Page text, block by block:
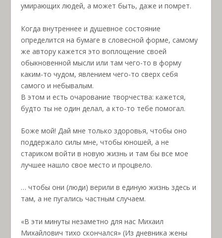
умирающих людей, а может быть, даже и помрет.
Когда внутреннее и душевное состояние
определится на бумаге в словесной форме, самому
же автору кажется это воплощение своей
обыкновенной мысли или там чего-то в форму
каким-то чудом, явлением чего-то сверх себя
самого и небывалым.
В этом и есть очарование творчества: кажется,
будто ты не один делал, а кто-то тебе помогал.
Боже мой! Дай мне только здоровья, чтобы оно
поддержало силы мне, чтобы юношей, а не
стариком войти в новую жизнь и там бы все мое
лучшее нашло свое место и процвело.
… чтобы они (люди) верили в единую жизнь здесь и
там, а не пугались частным случаем.
«В эти минуты незаметно для нас Михаил
Михайлович тихо скончался» (Из дневника жены